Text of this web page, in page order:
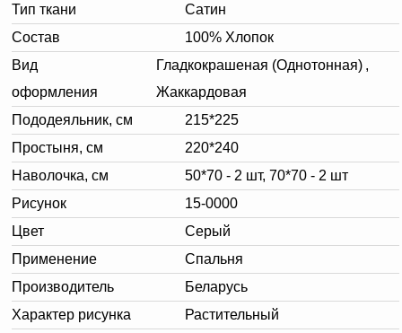
Тип ткани
Сатин
Состав
100% Хлопок
Вид
оформления
Гладкокрашеная (Однотонная) ,
Жаккардовая
Пододеяльник, см
215*225
Простыня, см
220*240
Наволочка, см
50*70 - 2 шт, 70*70 - 2 шт
Рисунок
15-0000
Цвет
Серый
Применение
Спальня
Производитель
Беларусь
Характер рисунка
Растительный